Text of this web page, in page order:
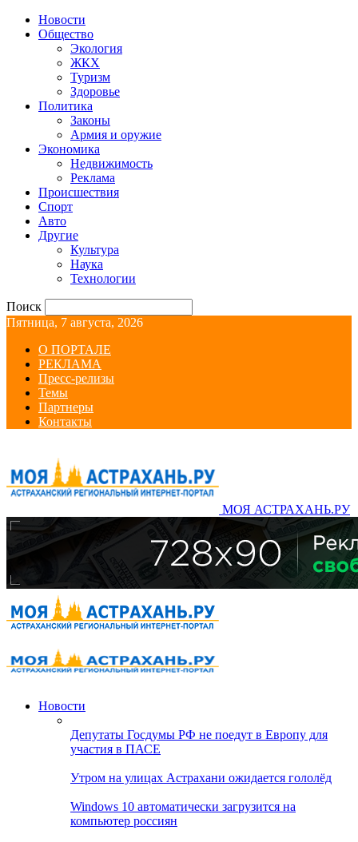
Новости
Общество
Экология
ЖКХ
Туризм
Здоровье
Политика
Законы
Армия и оружие
Экономика
Недвижимость
Реклама
Происшествия
Спорт
Авто
Другие
Культура
Наука
Технологии
Поиск
Пятница, 7 августа, 2026
О ПОРТАЛЕ
РЕКЛАМА
Пресс-релизы
Темы
Партнеры
Контакты
МОЯ АСТРАХАНЬ.РУ
Новости
Депутаты Госдумы РФ не поедут в Европу для
участия в ПАСЕ
Утром на улицах Астрахани ожидается гололёд
Windows 10 автоматически загрузится на
компьютер россиян